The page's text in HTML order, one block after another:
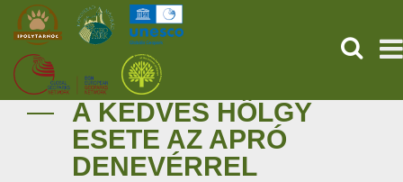
KEZDŐOLDAL
ŐSVILÁGI POMPEJI
A KEDVES HÖLGY
ESETE AZ APRÓ
DENEVÉRREL